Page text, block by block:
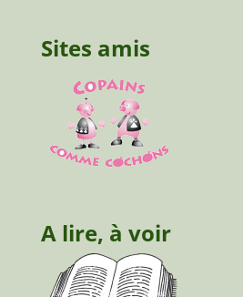
Sites amis
A lire, à voir